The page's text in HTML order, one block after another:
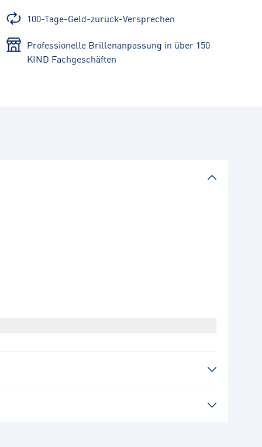
100-Tage-Geld-zurück-Versprechen
Professionelle Brillenanpassung in über 150
KIND Fachgeschäften